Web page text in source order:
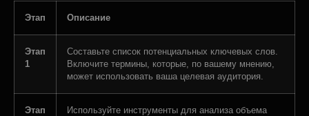
Этап Описание
Этап
1
Составьте список потенциальных ключевых слов.
Включите термины, которые, по вашему мнению,
может использовать ваша целевая аудитория.
Этап
Используйте инструменты для анализа объема